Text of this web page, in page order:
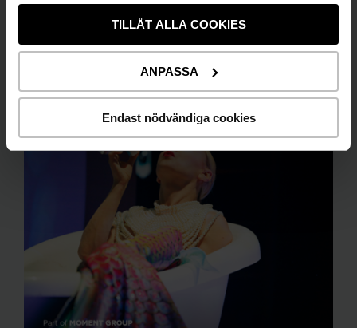
TILLÅT ALLA COOKIES
ANPASSA
Endast nödvändiga cookies